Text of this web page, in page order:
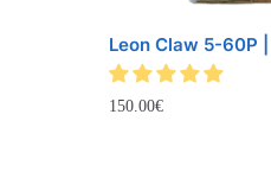
Leon Claw 5-60P
150.00€